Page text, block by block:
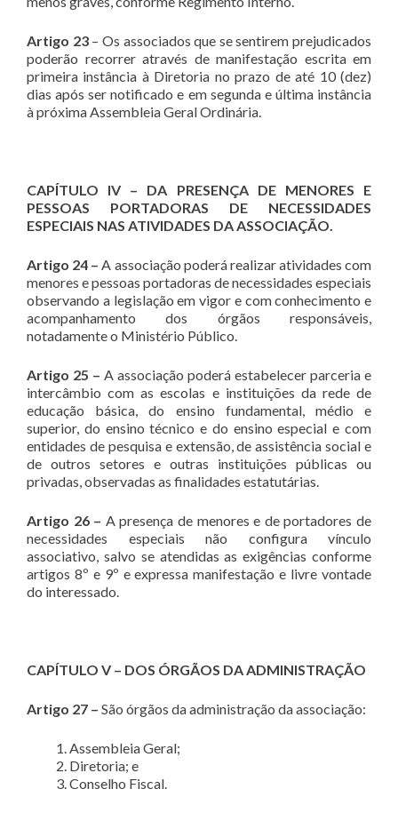
Artigo 23– Os associados que se sentirem prejudicados
poderão recorrer através de manifestação escrita em
primeira instância à Diretoria no prazo de até 10 (dez)
dias após ser notificado e em segunda e última instância
à próxima Assembleia Geral Ordinária.
CAPÍTULO IV – DA PRESENÇA DE MENORES E
PESSOAS PORTADORAS DE NECESSIDADES
ESPECIAIS NAS ATIVIDADES DA ASSOCIAÇÃO.
Artigo 24 – A associação poderá realizar atividades com
menores e pessoas portadoras de necessidades especiais
observando a legislação em vigor e com conhecimento e
acompanhamento dos órgãos responsáveis,
notadamente o Ministério Público.
Artigo 25 – A associação poderá estabelecer parceria e
intercâmbio com as escolas e instituições da rede de
educação básica, do ensino fundamental, médio e
superior, do ensino técnico e do ensino especial e com
entidades de pesquisa e extensão, de assistência social e
de outros setores e outras instituições públicas ou
privadas, observadas as finalidades estatutárias.
Artigo 26 – A presença de menores e de portadores de
necessidades especiais não configura vínculo
associativo, salvo se atendidas as exigências conforme
artigos 8º e 9º e expressa manifestação e livre vontade
do interessado.
CAPÍTULO V – DOS ÓRGÃOS DA ADMINISTRAÇÃO
Artigo 27 – São órgãos da administração da associação:
Assembleia Geral;
Diretoria; e
Conselho Fiscal.